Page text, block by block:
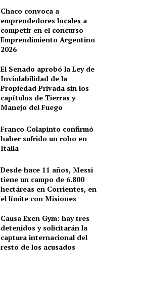
Chaco convoca a
emprendedores locales a
competir en el concurso
Emprendimiento Argentino
2026
El Senado aprobó la Ley de
Inviolabilidad de la
Propiedad Privada sin los
capítulos de Tierras y
Manejo del Fuego
Franco Colapinto confirmó
haber sufrido un robo en
Italia
Desde hace 11 años, Messi
tiene un campo de 6.800
hectáreas en Corrientes, en
el límite con Misiones
Causa Exen Gym: hay tres
detenidos y solicitarán la
captura internacional del
resto de los acusados